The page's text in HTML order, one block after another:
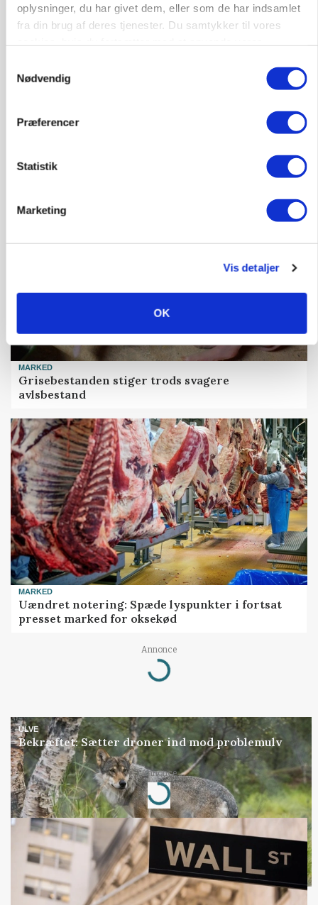
oplysninger, du har givet dem, eller som de har indsamlet
fra din brug af deres tjenester. Du samtykker til vores
Nødvendig
Præferencer
Statistik
Marketing
Vis detaljer
OK
Før såmaskinen kører: Her er efterårets største
skadedyrsrisici
MARKED
Grisebestanden stiger trods svagere
avlsbestand
MARKED
Uændret notering: Spæde lyspunkter i fortsat
presset marked for oksekød
Annonce
Loading...
ULVE
Bekræftet: Sætter droner ind mod problemulv
Annonce
Loading...